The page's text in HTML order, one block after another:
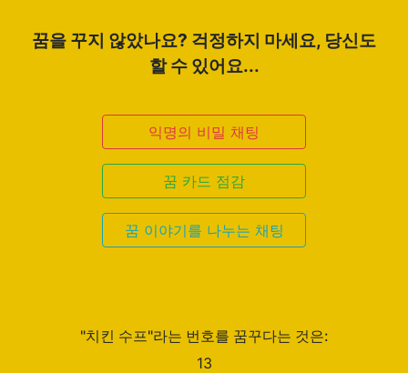
꿈을 꾸지 않았나요? 걱정하지 마세요, 당신도
할 수 있어요...
익명의 비밀 채팅
꿈 카드 점감
꿈 이야기를 나누는 채팅
"치킨 수프"라는 번호를 꿈꾸다는 것은:
13